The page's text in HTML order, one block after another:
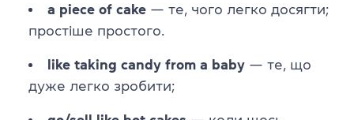
a piece of cake — те, чого легко досягти;
простіше простого.
like taking candy from a baby — те, що
дуже легко зробити;